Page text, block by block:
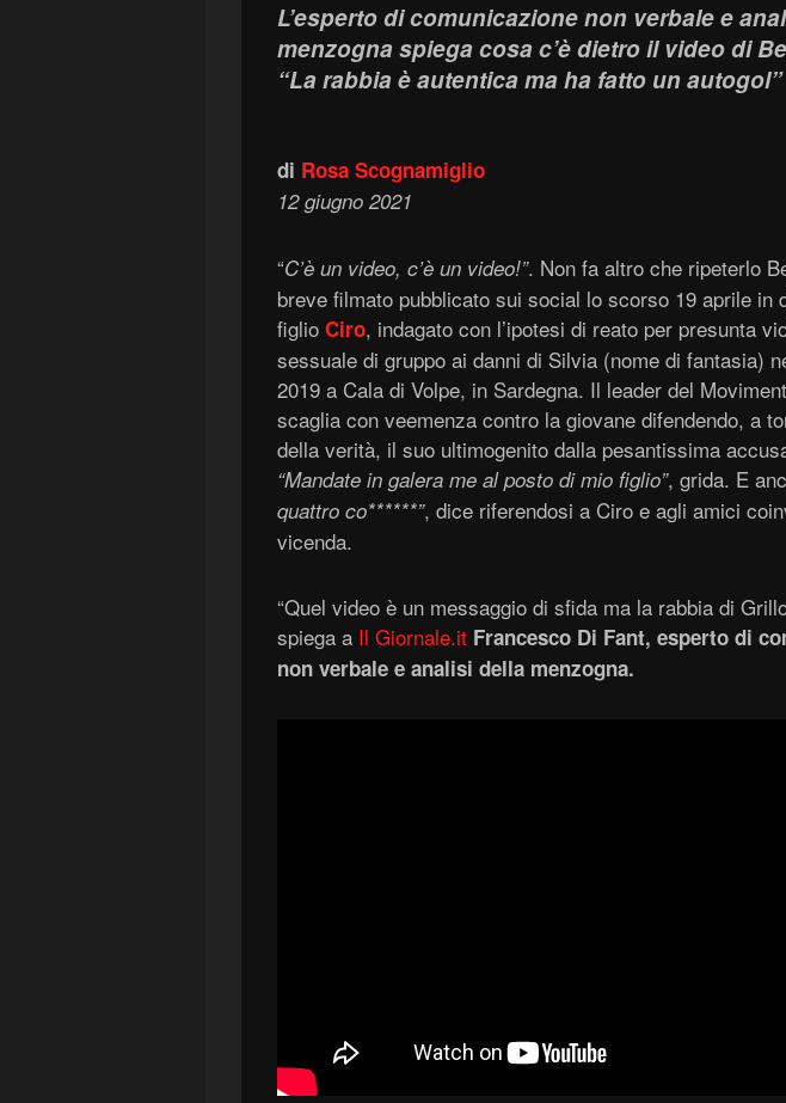
L’esperto di comunicazione non verbale e
menzogna spiega cosa c’è dietro il video di
“La rabbia è autentica ma ha fatto un autogol”
di Rosa Scognamiglio
12 giugno 2021
“C’è un video, c’è un video!”. Non fa altro che ripeterlo
breve filmato pubblicato sui social lo scorso 19 aprile in
figlio Ciro, indagato con l’ipotesi di reato per presunta
sessuale di gruppo ai danni di Silvia (nome di fantasia)
2019 a Cala di Volpe, in Sardegna. Il leader del
scaglia con veemenza contro la giovane difendendo, a
della verità, il suo ultimogenito dalla pesantissima
“Mandate in galera me al posto di mio figlio”, grida. E
quattro co******”, dice riferendosi a Ciro e agli amici
vicenda.
“Quel video è un messaggio di sfida ma la rabbia di
spiega a Il Giornale.it Francesco Di Fant, esperto di
non verbale e analisi della menzogna.